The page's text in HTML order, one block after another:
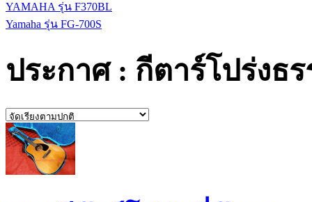
YAMAHA รุ่น F370BL
Yamaha รุ่น FG-700S
ประกาศ : กีตาร์โปร่งธ